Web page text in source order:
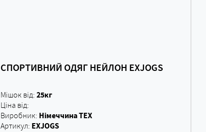
СПОРТИВНИЙ ОДЯГ НЕЙЛОН EXJOGS
Мішок від: 25кг
Ціна від:
Виробник: Німеччина ТЕХ
Артикул: EXJOGS